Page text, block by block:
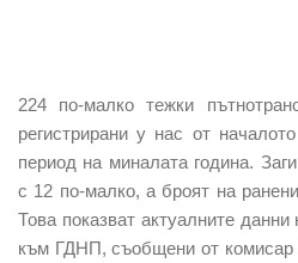
224 по-малко тежки
регистрирани у нас от
период на миналата година.
с 12 по-малко, а броят на
Това показват актуалните
към ГДНП, съобщени от комисар